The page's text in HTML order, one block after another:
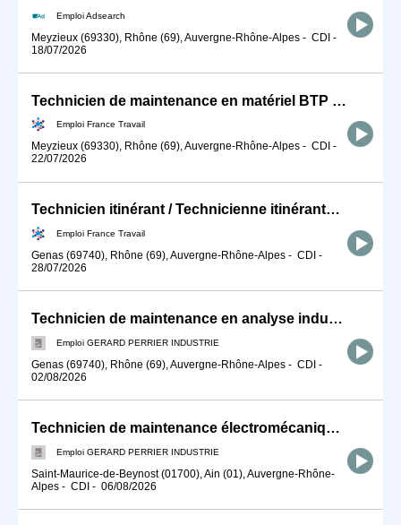
Emploi Adsearch
Meyzieux (69330), Rhône (69), Auvergne-Rhône-Alpes - CDI -
18/07/2026
Technicien de maintenance en matériel BTP (H/F)
Emploi France Travail
Meyzieux (69330), Rhône (69), Auvergne-Rhône-Alpes - CDI -
22/07/2026
Technicien itinérant / Technicienne itinérante de maintenance ind (H/F)
Emploi France Travail
Genas (69740), Rhône (69), Auvergne-Rhône-Alpes - CDI -
28/07/2026
Technicien de maintenance en analyse industrielle (F/H)
Emploi GERARD PERRIER INDUSTRIE
Genas (69740), Rhône (69), Auvergne-Rhône-Alpes - CDI -
02/08/2026
Technicien de maintenance électromécanique F/H
Emploi GERARD PERRIER INDUSTRIE
Saint-Maurice-de-Beynost (01700), Ain (01), Auvergne-Rhône-
Alpes - CDI - 06/08/2026